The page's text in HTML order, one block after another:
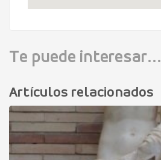
Te puede interesar...
Artículos relacionados